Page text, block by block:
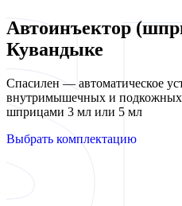
Автоинъектор
Кувандыке
Спасилен — автоматическое
внутримышечных и
шприцами 3 мл или 5 мл
Выбрать комплектацию